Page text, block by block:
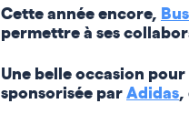
Cette année encore,
permettre à ses
Une belle occasion
sponsorisée parAdidas,